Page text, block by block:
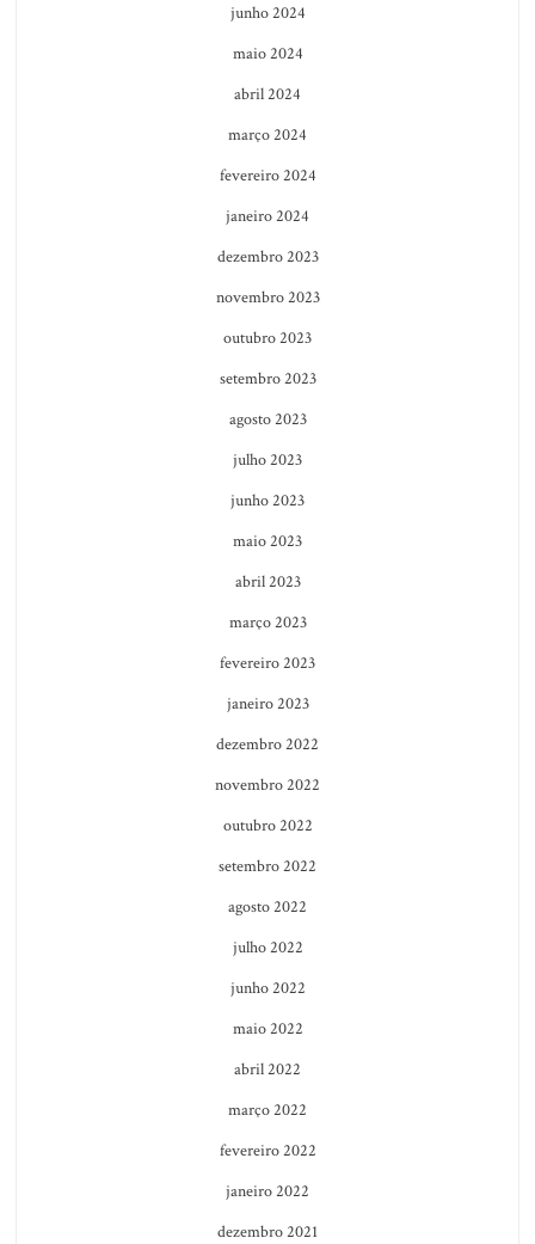
junho 2024
maio 2024
abril 2024
março 2024
fevereiro 2024
janeiro 2024
dezembro 2023
novembro 2023
outubro 2023
setembro 2023
agosto 2023
julho 2023
junho 2023
maio 2023
abril 2023
março 2023
fevereiro 2023
janeiro 2023
dezembro 2022
novembro 2022
outubro 2022
setembro 2022
agosto 2022
julho 2022
junho 2022
maio 2022
abril 2022
março 2022
fevereiro 2022
janeiro 2022
dezembro 2021